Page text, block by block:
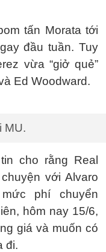
tấn Morata tới
đầu tuần. Tuy
vừa “giở quẻ”
Ed Woodward.
MU.
cho rằng Real
với Alvaro
phí chuyển
hôm nay 15/6,
giá và muốn có
đi.